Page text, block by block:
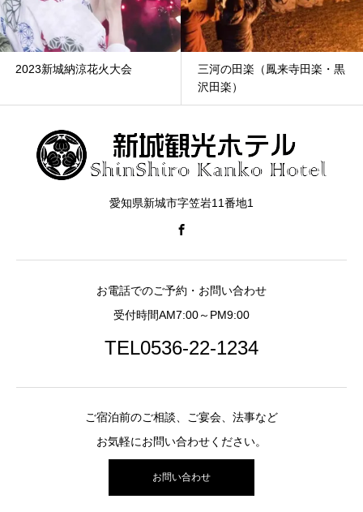
2023新城納涼花火大会
三河の田楽（鳳来寺田楽・黒
沢田楽）
愛知県新城市字笠岩11番地1
お電話でのご予約・お問い合わせ
受付時間AM7:00～PM9:00
TEL0536-22-1234
ご宿泊前のご相談、ご宴会、法事など
お気軽にお問い合わせください。
お問い合わせ